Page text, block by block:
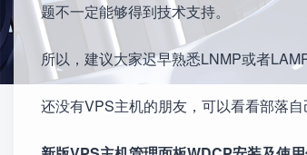
题不一定能够得到技术支持。
所以，建议大家迟早熟悉LNMP或者
还没有VPS主机的朋友，可以看看部落